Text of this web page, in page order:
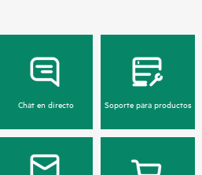
Chat en directo Soporte para productos